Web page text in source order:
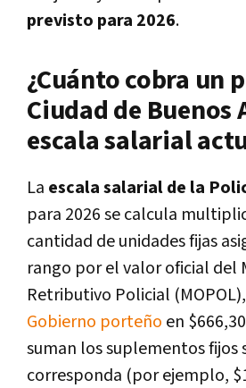
previsto para 2026.
¿Cuánto cobra un
Ciudad de Buenos
escala salarial
La escala salarial de la
para 2026 se calcula
cantidad de unidades fijas
rango por el valor oficial del
Retributivo Policial
Gobierno porteño en
suman los suplementos fijos
corresponda (por ejemplo,